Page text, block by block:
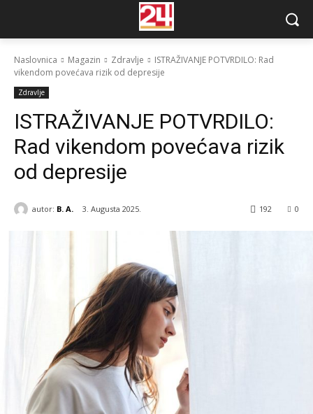
Naslovnica Magazin Zdravlje
ISTRAŽIVANJE POTVRDILO: Rad
vikendom povećava rizik od depresije
Zdravlje
ISTRAŽIVANJE POTVRDILO:
Rad vikendom povećava rizik
od depresije
autor: B. A. 3. Augusta 2025. 0
192